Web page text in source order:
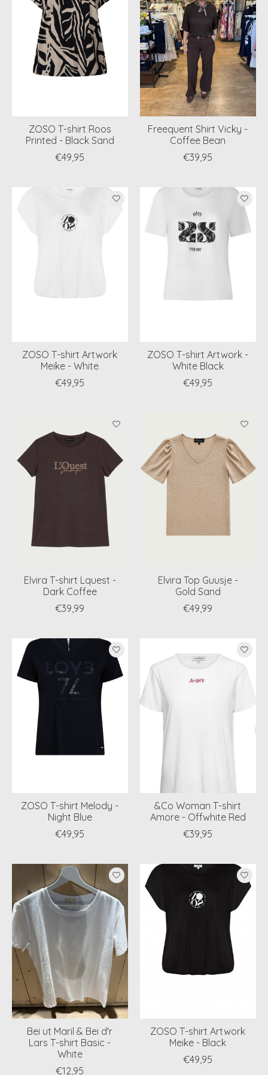
ZOSO T-shirt Roos
Printed - Black Sand
€49,95
Freequent Shirt Vicky -
Coffee Bean
€39,95
ZOSO T-shirt Artwork
Meike - White
€49,95
ZOSO T-shirt Artwork -
White Black
€49,95
Elvira T-shirt Lquest -
Dark Coffee
€39,99
Elvira Top Guusje -
Gold Sand
€49,99
ZOSO T-shirt Melody -
Night Blue
€49,95
&Co Woman T-shirt
Amore - Offwhite Red
€39,95
Bei ut Maril & Bei d'r
Lars T-shirt Basic -
White
€12,95
ZOSO T-shirt Artwork
Meike - Black
€49,95